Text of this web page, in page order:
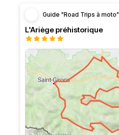
Guide "Road Trips à moto"
L'Ariège préhistorique